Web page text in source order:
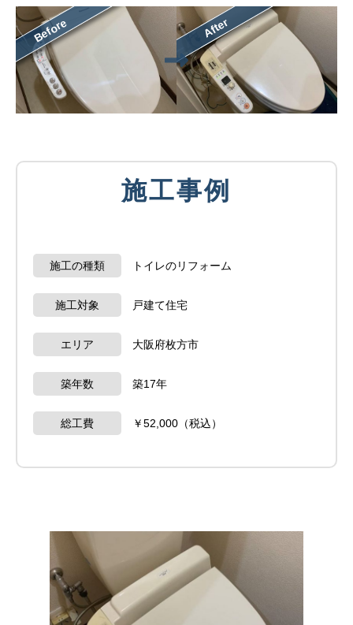
Before After
施工事例
施工の種類 トイレのリフォーム
施工対象 戸建て住宅
エリア 大阪府枚方市
築年数 築17年
総工費 ￥52,000（税込）